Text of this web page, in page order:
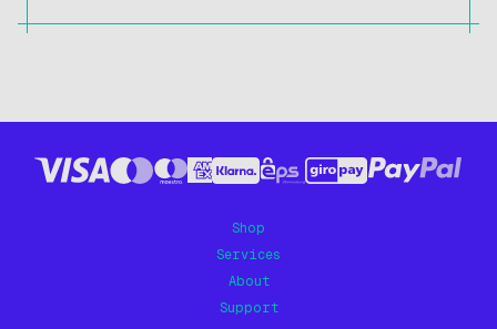
Shop
Services
About
Support